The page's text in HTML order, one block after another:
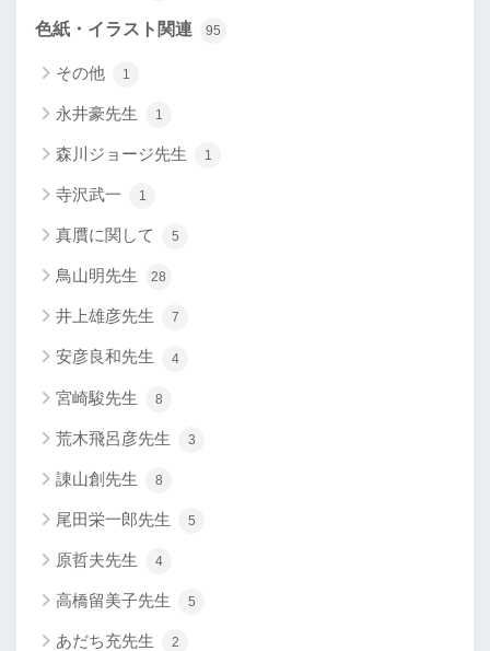
色紙・イラスト関連 95
その他 1
永井豪先生 1
森川ジョージ先生 1
寺沢武一 1
真贋に関して 5
鳥山明先生 28
井上雄彦先生 7
安彦良和先生 4
宮崎駿先生 8
荒木飛呂彦先生 3
諌山創先生 8
尾田栄一郎先生 5
原哲夫先生 4
高橋留美子先生 5
あだち充先生 2